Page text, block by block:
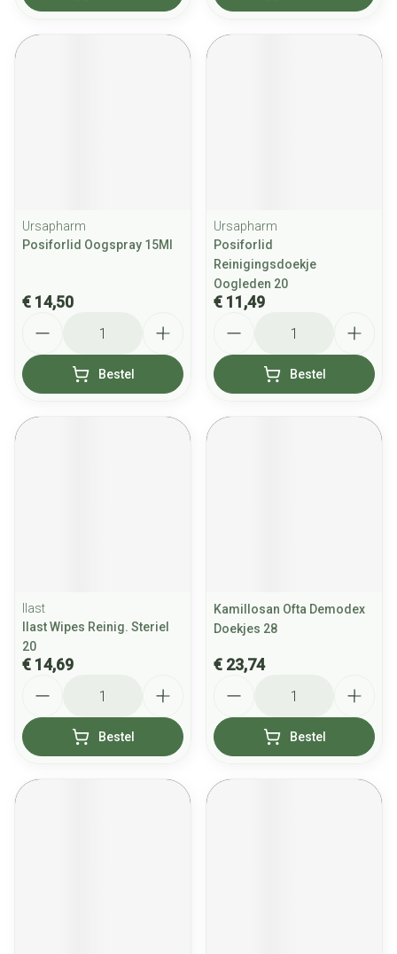
Ursapharm
Posiforlid Oogspray 15Ml
€ 14,50
Bestel
Ursapharm
Posiforlid
Reinigingsdoekje
Oogleden 20
€ 11,49
Bestel
Ilast
Ilast Wipes Reinig. Steriel
20
€ 14,69
Bestel
Kamillosan Ofta Demodex
Doekjes 28
€ 23,74
Bestel